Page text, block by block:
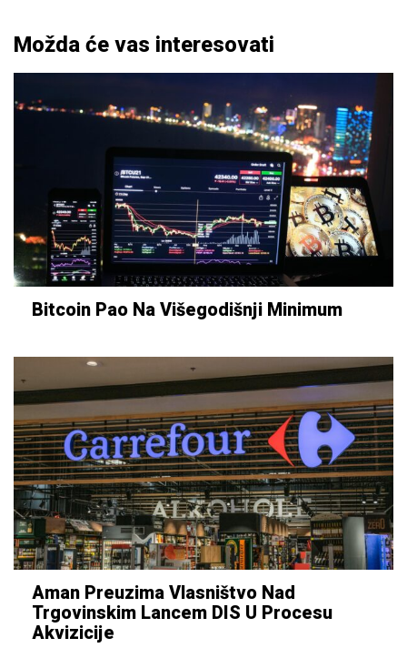
Možda će vas interesovati
Bitcoin Pao Na Višegodišnji Minimum
Aman Preuzima Vlasništvo Nad
Trgovinskim Lancem DIS U Procesu
Akvizicije